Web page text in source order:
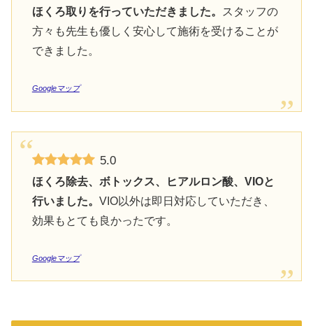
ほくろ取りを行っていただきました。 スタッフの
方々も先生も優しく安心して施術を受けることが
できました。
Googleマップ
5.0
ほくろ除去、ボトックス、ヒアルロン酸、VIOと
行いました。 VIO以外は即日対応していただき、
効果もとても良かったです。
Googleマップ